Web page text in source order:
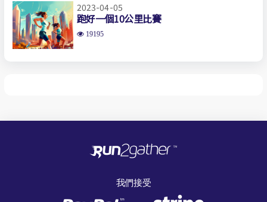
2023-04-05
跑好一個10公里比賽
19195
我們接受